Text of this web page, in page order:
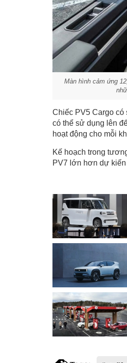
Màn hình cảm ứng
Chiếc PV5 Cargo có
có thể sử dụng lên
hoạt động cho mỗi
Kế hoạch trong
PV7 lớn hơn dự kiến